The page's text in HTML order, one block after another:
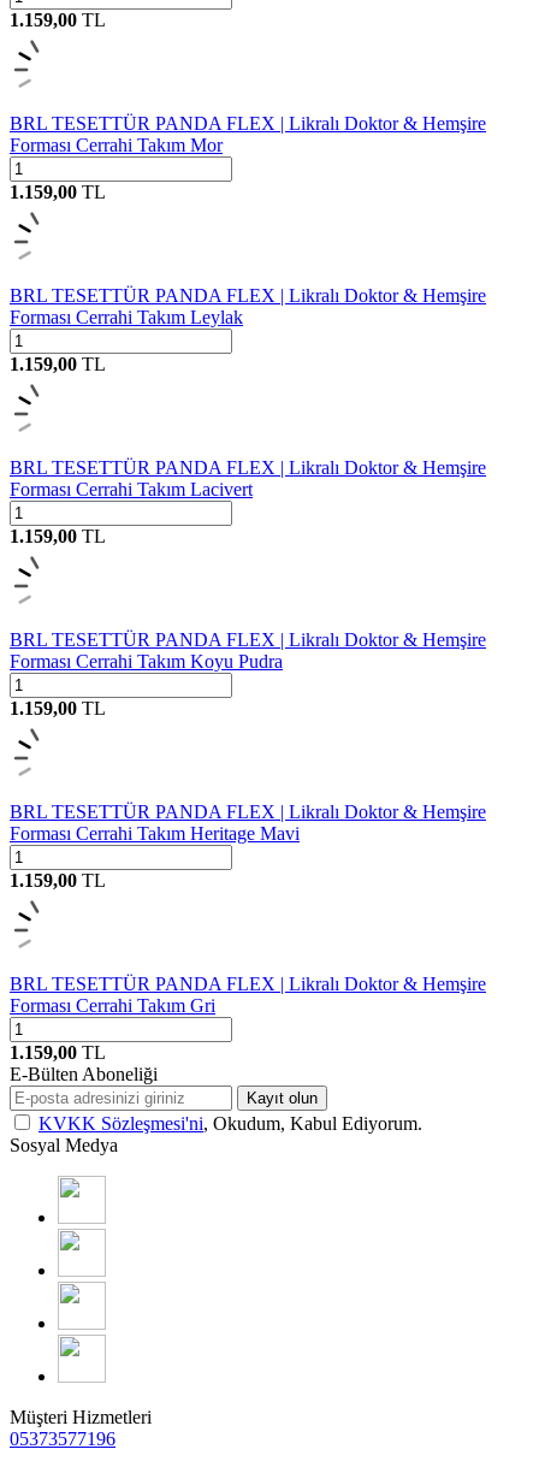
1.159,00 TL
BRL TESETTÜR PANDA FLEX | Likralı Doktor & Hemşire
Forması Cerrahi Takım Mor
1.159,00 TL
BRL TESETTÜR PANDA FLEX | Likralı Doktor & Hemşire
Forması Cerrahi Takım Leylak
1.159,00 TL
BRL TESETTÜR PANDA FLEX | Likralı Doktor & Hemşire
Forması Cerrahi Takım Lacivert
1.159,00 TL
BRL TESETTÜR PANDA FLEX | Likralı Doktor & Hemşire
Forması Cerrahi Takım Koyu Pudra
1.159,00 TL
BRL TESETTÜR PANDA FLEX | Likralı Doktor & Hemşire
Forması Cerrahi Takım Heritage Mavi
1.159,00 TL
BRL TESETTÜR PANDA FLEX | Likralı Doktor & Hemşire
Forması Cerrahi Takım Gri
1.159,00 TL
E-Bülten Aboneliği
Kayıt olun
KVKK Sözleşmesi'ni, Okudum, Kabul Ediyorum.
Sosyal Medya
Müşteri Hizmetleri
05373577196